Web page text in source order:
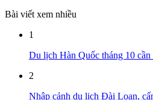
Bài viết xem nhiều
1
Du lịch Hàn Quốc tháng 10
2
Nhập cảnh du lịch Đài Loan,